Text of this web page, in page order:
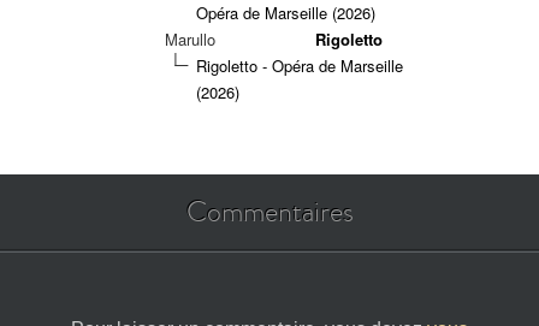
Opéra de Marseille (2026)
Marullo
Rigoletto
Rigoletto - Opéra de Marseille
(2026)
Commentaires